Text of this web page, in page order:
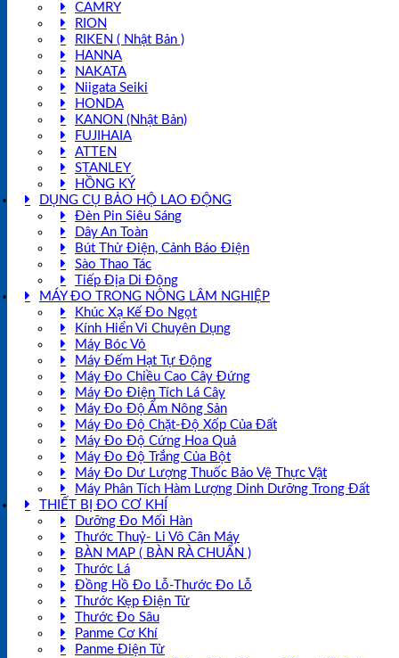
CAMRY
RION
RIKEN ( Nhật Bản )
HANNA
NAKATA
Niigata Seiki
HONDA
KANON (Nhật Bản)
FUJIHAIA
ATTEN
STANLEY
HỒNG KÝ
DỤNG CỤ BẢO HỘ LAO ĐỘNG
Đèn Pin Siêu Sáng
Dây An Toàn
Bút Thử Điện, Cảnh Báo Điện
Sào Thao Tác
Tiếp Địa Di Động
MÁY ĐO TRONG NÔNG LÂM NGHIỆP
Khúc Xạ Kế Đo Ngọt
Kính Hiển Vi Chuyên Dụng
Máy Bóc Vỏ
Máy Đếm Hạt Tự Động
Máy Đo Chiều Cao Cây Đứng
Máy Đo Điện Tích Lá Cây
Máy Đo Độ Ẩm Nông Sản
Máy Đo Độ Chặt-Độ Xốp Của Đất
Máy Đo Độ Cứng Hoa Quả
Máy Đo Độ Trắng Của Bột
Máy Đo Dư Lượng Thuốc Bảo Vệ Thực Vật
Máy Phân Tích Hàm Lượng Dinh Dưỡng Trong Đất
THIẾT BỊ ĐO CƠ KHÍ
Dưỡng Đo Mối Hàn
Thước Thuỷ- Li Vô Cân Máy
BÀN MAP ( BÀN RÀ CHUẨN )
Thước Lá
Đồng Hồ Đo Lỗ-Thước Đo Lỗ
Thước Kẹp Điện Tử
Thước Đo Sâu
Panme Cơ Khí
Panme Điện Tử